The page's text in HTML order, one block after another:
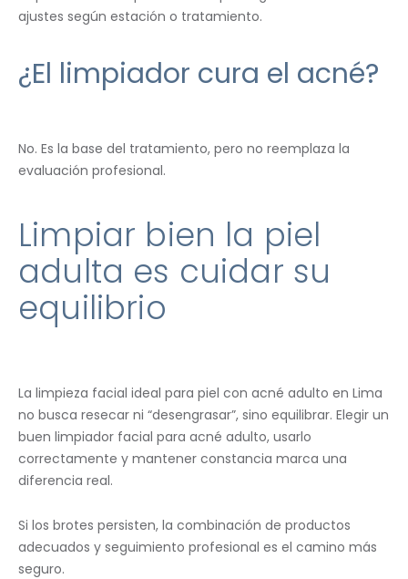
ajustes según estación o tratamiento.
¿El limpiador cura el acné?
No. Es la base del tratamiento, pero no reemplaza la
evaluación profesional.
Limpiar bien la piel
adulta es cuidar su
equilibrio
La limpieza facial ideal para piel con acné adulto en Lima
no busca resecar ni “desengrasar”, sino equilibrar. Elegir un
buen limpiador facial para acné adulto, usarlo
correctamente y mantener constancia marca una
diferencia real.
Si los brotes persisten, la combinación de productos
adecuados y seguimiento profesional es el camino más
seguro.